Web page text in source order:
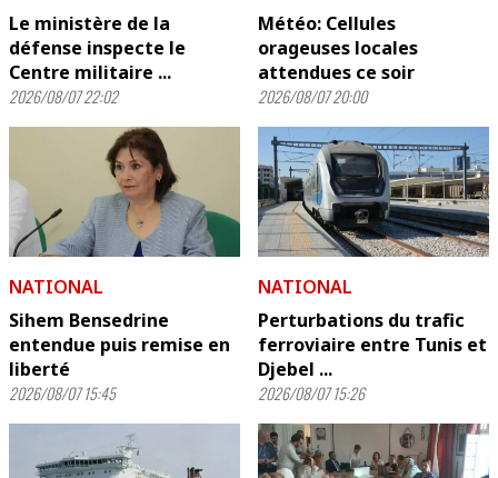
Le ministère de la
défense inspecte le
Centre militaire ...
2026/08/07 22:02
Météo: Cellules
orageuses locales
attendues ce soir
2026/08/07 20:00
NATIONAL
Sihem Bensedrine
entendue puis remise en
liberté
2026/08/07 15:45
NATIONAL
Perturbations du trafic
ferroviaire entre Tunis et
Djebel ...
2026/08/07 15:26